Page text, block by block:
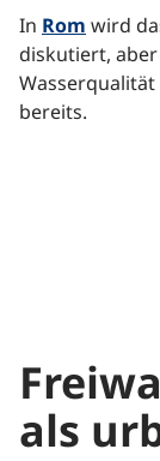
In Rom wird
diskutiert,
bereits.
als